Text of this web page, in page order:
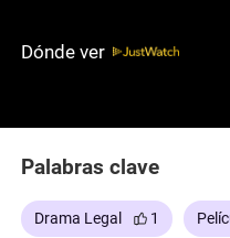
incluso su propia
la verdad.
Dónde ver
Palabras clave
Drama Legal 1